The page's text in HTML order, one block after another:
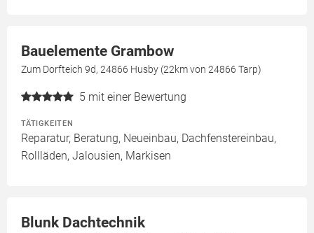
Bauelemente Grambow
Zum Dorfteich 9d, 24866 Husby (22km von 24866 Tarp)
5 mit einer Bewertung
TÄTIGKEITEN
Reparatur, Beratung, Neueinbau, Dachfenstereinbau,
Rollläden, Jalousien, Markisen
Blunk Dachtechnik